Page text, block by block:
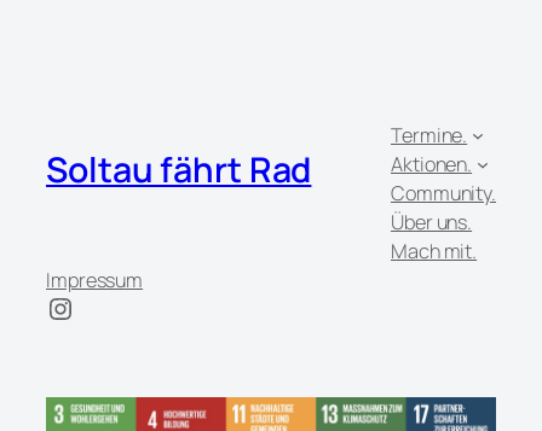
Soltau fährt Rad
Termine.
Aktionen.
Community.
Über uns.
Mach mit.
Impressum
Instagram